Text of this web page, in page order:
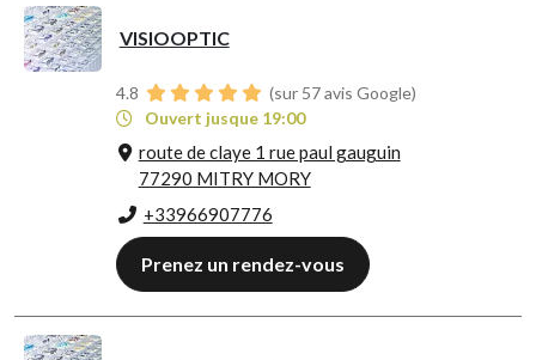
VISIOOPTIC
4.8
(sur 57 avis Google)
Ouvert jusque 19:00
route de claye 1 rue paul gauguin
77290 MITRY MORY
+33966907776
Prenez un rendez-vous